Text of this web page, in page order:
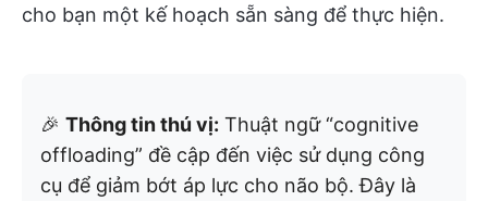
cho bạn một kế hoạch sẵn sàng để thực hiện.
🎉 Thông tin thú vị: Thuật ngữ “cognitive
offloading” đề cập đến việc sử dụng công
cụ để giảm bớt áp lực cho não bộ. Đây là